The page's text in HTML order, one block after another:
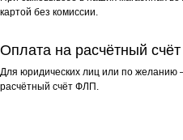
картой без комиссии.
Оплата на расчётный счёт
Для юридических лиц или по желанию
расчётный счёт ФЛП.